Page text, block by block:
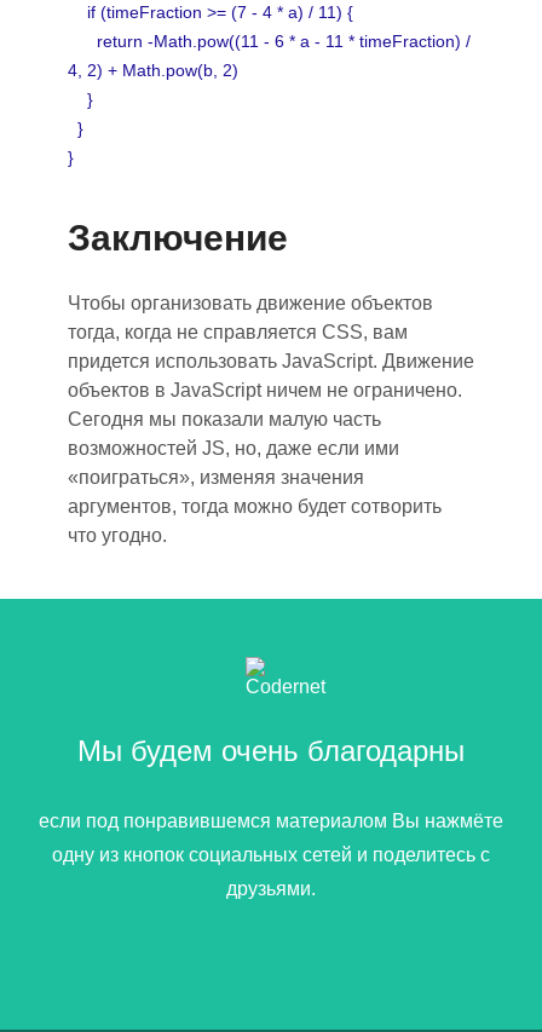
if (timeFraction >= (7 - 4 * a) / 11) {
return -Math.pow((11 - 6 * a - 11 * timeFraction) /
4, 2) + Math.pow(b, 2)
}
}
}
Заключение
Чтобы организовать движение объектов
тогда, когда не справляется CSS, вам
придется использовать JavaScript. Движение
объектов в JavaScript ничем не ограничено.
Сегодня мы показали малую часть
возможностей JS, но, даже если ими
«поиграться», изменяя значения
аргументов, тогда можно будет сотворить
что угодно.
Мы будем очень благодарны
если под понравившемся материалом Вы нажмёте
одну из кнопок социальных сетей и поделитесь с
друзьями.